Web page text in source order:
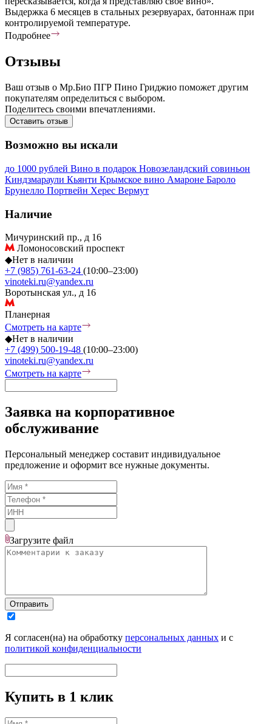
Выдержка 6 месяцев в стальных резервуарах, батоннаж при
контролируемой температуре.
Подробнее
Отзывы
Ваш отзыв о Мр.Био ПГР Пино Гриджио поможет другим
покупателям определиться с выбором.
Поделитесь своими впечатлениями.
Оставить отзыв
Возможно вы искали
до 1000 рублей Вино в подарок Новозеландский совиньон
Киндзмараули Кьянти Крымское вино Амароне Бароло
Брунелло Портвейн Херес Вермут
Наличие
Мичуринский пр., д 16
Ломоносовский проспект
◆Нет в наличии
+7 (985) 761-63-24 (10:00–23:00)
vinoteki.ru@yandex.ru
Воротынская ул., д 16
Планерная
Смотреть на карте
◆Нет в наличии
+7 (499) 500-19-48 (10:00–23:00)
vinoteki.ru@yandex.ru
Смотреть на карте
Заявка на корпоративное
обслуживание
Персональный менеджер составит индивидуальное
предложение и оформит все нужные документы.
Загрузите файл
Отправить
Я согласен(на) на обработку персональных данных и с
политикой конфиденциальности
Купить в 1 клик